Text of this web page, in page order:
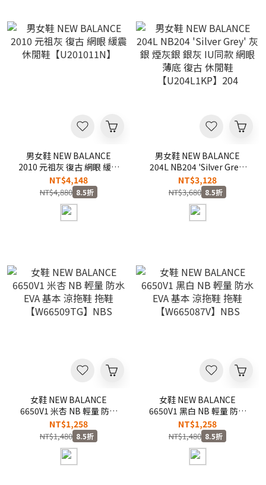
男女鞋 NEW BALANCE
2010 元祖灰 復古 網眼 緩震
休閒鞋【U201011N】
NT$4,148
NT$4,880 8.5折
男女鞋 NEW BALANCE
204L NB204 'Silver Grey'
灰銀 煙灰銀 銀灰 IU同款 網
眼 薄底 復古 休閒鞋
【U204L1KP】204
NT$3,128
NT$3,680 8.5折
女鞋 NEW BALANCE
6650V1 米杏 NB 輕量 防水
EVA 基本 涼拖鞋 拖鞋
【W66509TG】NBS
NT$1,258
NT$1,480 8.5折
女鞋 NEW BALANCE
6650V1 黑白 NB 輕量 防水
EVA 基本 涼拖鞋 拖鞋
【W665087V】NBS
NT$1,258
NT$1,480 8.5折